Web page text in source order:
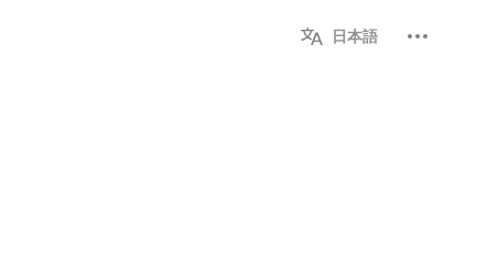
日本語 個人用ツ